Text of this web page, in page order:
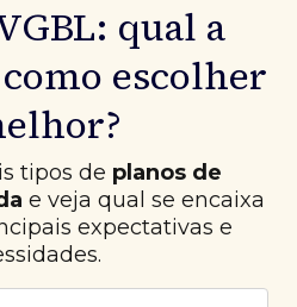
qual a
escolher
tipos de planos de
e veja qual se encaixa
expectativas e